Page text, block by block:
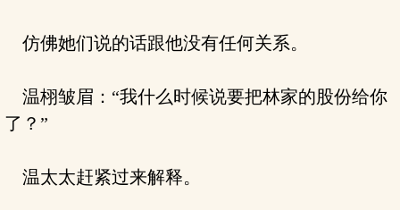
仿佛她们说的话跟他没有任何关系。
温栩皱眉：“我什么时候说要把林家的股份给你
了？”
温太太赶紧过来解释。